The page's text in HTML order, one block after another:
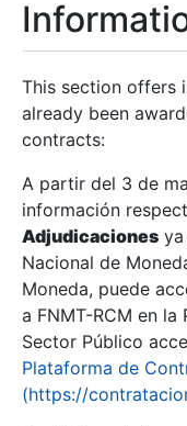
Show/Hide
Show/Hide
This section offers
already been
contracts:
A partir del 3 de
información
Adjudicaciones
Nacional de
Moneda, puede
a FNMT-RCM en
Sector Público
Plataforma de
(https://